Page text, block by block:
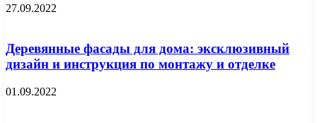
27.09.2022
Деревянные фасады для дома: эксклюзивный
дизайн и инструкция по монтажу и отделке
01.09.2022